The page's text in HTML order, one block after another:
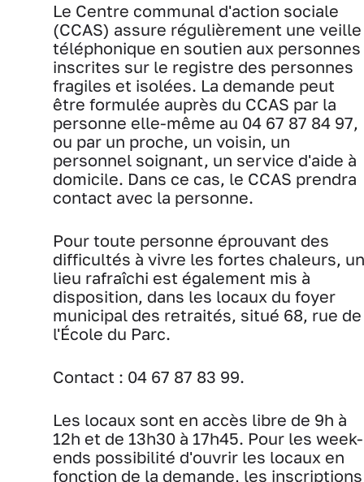
Le Centre communal d'action sociale
(CCAS) assure régulièrement une veille
téléphonique en soutien aux personnes
inscrites sur le registre des personnes
fragiles et isolées. La demande peut
être formulée auprès du CCAS par la
personne elle-même au 04 67 87 84 97,
ou par un proche, un voisin, un
personnel soignant, un service d'aide à
domicile. Dans ce cas, le CCAS prendra
contact avec la personne.
Pour toute personne éprouvant des
difficultés à vivre les fortes chaleurs, un
lieu rafraîchi est également mis à
disposition, dans les locaux du foyer
municipal des retraités, situé 68, rue de
l'École du Parc.
Contact : 04 67 87 83 99.
Les locaux sont en accès libre de 9h à
12h et de 13h30 à 17h45. Pour les week-
ends possibilité d'ouvrir les locaux en
fonction de la demande, les inscriptions